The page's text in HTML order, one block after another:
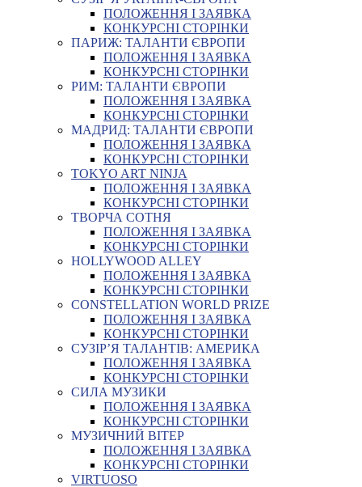
ПОЛОЖЕННЯ І ЗАЯВКА
КОНКУРСНІ СТОРІНКИ
ПАРИЖ: ТАЛАНТИ ЄВРОПИ
ПОЛОЖЕННЯ І ЗАЯВКА
КОНКУРСНІ СТОРІНКИ
РИМ: ТАЛАНТИ ЄВРОПИ
ПОЛОЖЕННЯ І ЗАЯВКА
КОНКУРСНІ СТОРІНКИ
МАДРИД: ТАЛАНТИ ЄВРОПИ
ПОЛОЖЕННЯ І ЗАЯВКА
КОНКУРСНІ СТОРІНКИ
TOKYO ART NINJA
ПОЛОЖЕННЯ І ЗАЯВКА
КОНКУРСНІ СТОРІНКИ
ТВОРЧА СОТНЯ
ПОЛОЖЕННЯ І ЗАЯВКА
КОНКУРСНІ СТОРІНКИ
HOLLYWOOD ALLEY
ПОЛОЖЕННЯ І ЗАЯВКА
КОНКУРСНІ СТОРІНКИ
CONSTELLATION WORLD PRIZE
ПОЛОЖЕННЯ І ЗАЯВКА
КОНКУРСНІ СТОРІНКИ
СУЗІР’Я ТАЛАНТІВ: АМЕРИКА
ПОЛОЖЕННЯ І ЗАЯВКА
КОНКУРСНІ СТОРІНКИ
СИЛА МУЗИКИ
ПОЛОЖЕННЯ І ЗАЯВКА
КОНКУРСНІ СТОРІНКИ
МУЗИЧНИЙ ВІТЕР
ПОЛОЖЕННЯ І ЗАЯВКА
КОНКУРСНІ СТОРІНКИ
VIRTUOSO